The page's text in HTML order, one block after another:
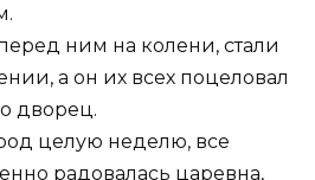
ним на колени, стали
а он их всех поцеловал
дворец.
целую неделю, все
радовалась царевна,